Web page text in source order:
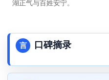
湖正气与百姓安宁。
言 口碑摘录